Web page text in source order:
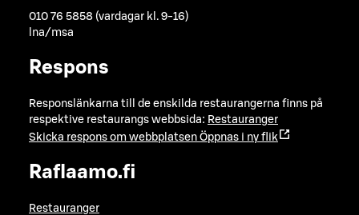
010 76 5858 (vardagar kl. 9-16)
lna/msa
Respons
Responslänkarna till de enskilda restaurangerna finns på
respektive restaurangs webbsida: Restauranger
Skicka respons om webbplatsen Öppnas i ny flik
Raflaamo.fi
Restauranger